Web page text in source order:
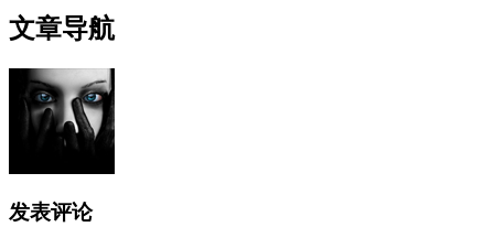
文章导航
发表评论